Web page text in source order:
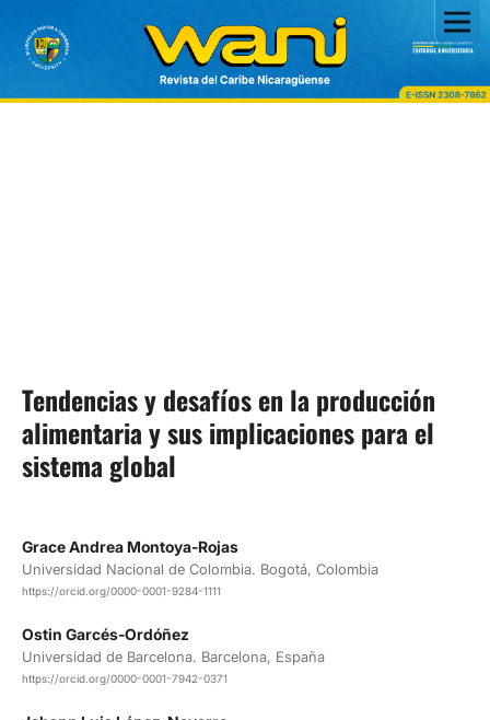
Tendencias y desafíos en la producción
alimentaria y sus implicaciones para el
sistema global
Grace Andrea Montoya-Rojas
Universidad Nacional de Colombia. Bogotá, Colombia
https://orcid.org/0000-0001-9284-1111
Ostin Garcés-Ordóñez
Universidad de Barcelona. Barcelona, España
https://orcid.org/0000-0001-7942-0371